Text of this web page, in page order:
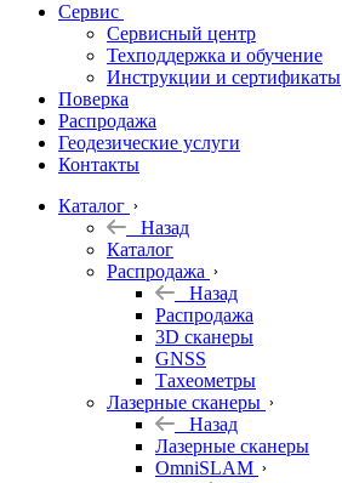
Софт
Георадары
Акции
Гидрография
Подбор
оборудования
по задачам
Архив
Геодезическое
оборудование
Сервис
Сервисный центр
Техподдержка и обучение
Инструкции и сертификаты
Поверка
Распродажа
Геодезические услуги
Контакты
Каталог
Назад
Каталог
Распродажа
Назад
Распродажа
3D сканеры
GNSS
Тахеометры
Лазерные сканеры
Назад
Лазерные сканеры
OmniSLAM